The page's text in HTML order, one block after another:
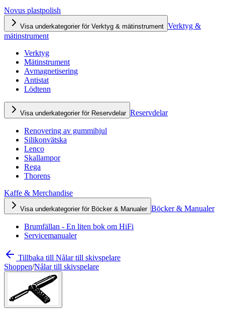
Novus plastpolish
Visa underkategorier för Verktyg & mätinstrument Verktyg &
mätinstrument
Verktyg
Mätinstrument
Avmagnetisering
Antistat
Lödtenn
Visa underkategorier för Reservdelar Reservdelar
Renovering av gummihjul
Silikonvätska
Lenco
Skallampor
Rega
Thorens
Kaffe & Merchandise
Visa underkategorier för Böcker & Manualer Böcker & Manualer
Brumfällan - En liten bok om HiFi
Servicemanualer
Tillbaka till Nålar till skivspelare
Shoppen/Nålar till skivspelare